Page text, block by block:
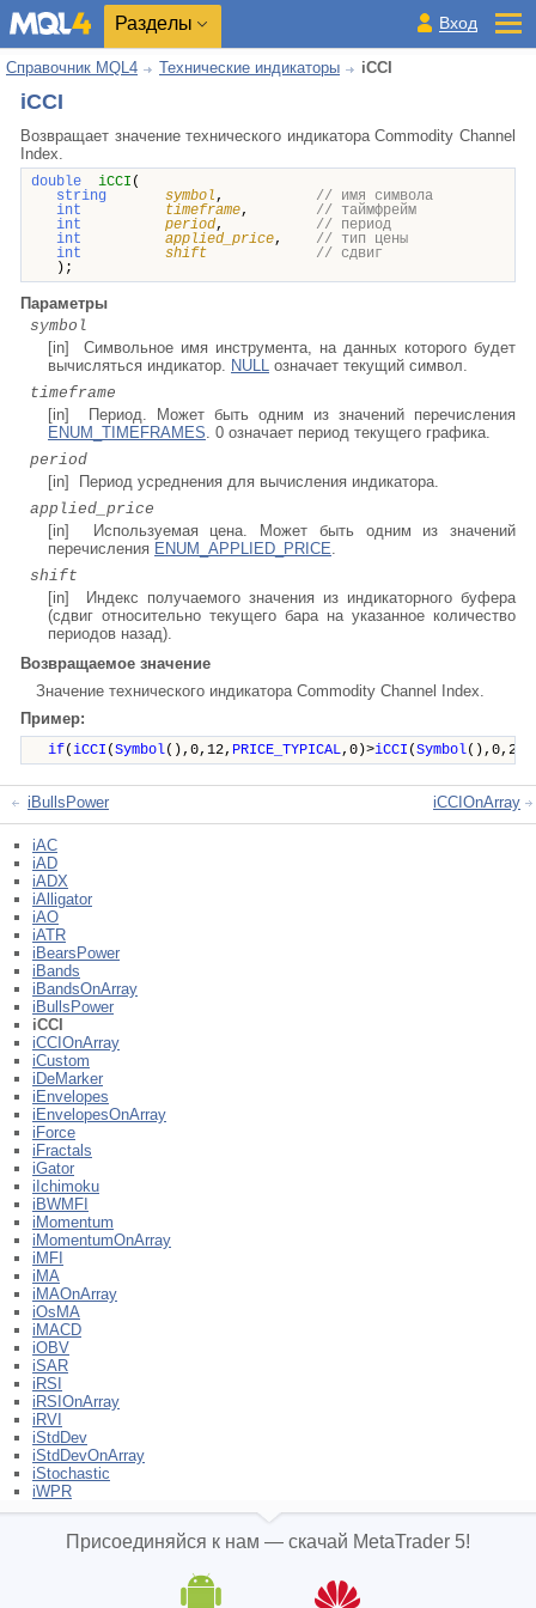
Разделы Вход
Справочник MQL4 Технические индикаторы iCCI
iCCI
Возвращает значениетехнического индикатора Commodity Channel
Index.
double iCCI (
string
symbol, // имя символа
int
timeframe, // таймфрейм
int
period, // период
int
applied_price, // тип цены
int
shift
// сдвиг
);
Параметры
symbol
[in] Символьное имя инструмента, на данных которого будет
вычисляться индикатор. NULL означает текущий символ.
timeframe
[in] Период. Может быть одним из значений перечисления
ENUM_TIMEFRAMES. 0 означает период текущего графика.
period
[in] Период усреднения для вычисления индикатора.
applied_price
[in] Используемая цена. Может быть одним из значений
перечисления ENUM_APPLIED_PRICE.
shift
[in] Индекс получаемого значения из индикаторного буфера
(сдвиг относительно текущего бара на указанное количество
периодов назад).
Возвращаемое значение
Значение технического индикатора Commodity Channel Index.
Пример:
if(iCCI (Symbol(),0,12, PRICE_TYPICAL,0)>iCCI (Symbol(),0,20,
iBullsPower iCCIOnArray
iAC
iAD
iADX
iAlligator
iAO
iATR
iBearsPower
iBands
iBandsOnArray
iBullsPower
iCCI
iCCIOnArray
iCustom
iDeMarker
iEnvelopes
iEnvelopesOnArray
iForce
iFractals
iGator
iIchimoku
iBWMFI
iMomentum
iMomentumOnArray
iMFI
iMA
iMAOnArray
iOsMA
iMACD
iOBV
iSAR
iRSI
iRSIOnArray
iRVI
iStdDev
iStdDevOnArray
iStochastic
iWPR
Присоединяйся к нам — скачай MetaTrader 5!